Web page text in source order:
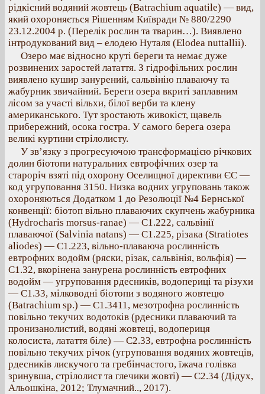
рідкісний водяний жовтець (Batrachium aquatile) — вид,
який охороняється Рішенням Київради № 880/2290
23.12.2004 р. (Перелік рослин та тварин…). Виявлено
інтродукований вид – елодею Нуталя (Elodea nuttallii).
Озеро має відносно круті береги та немає дуже
розвинених заростей латаття. З гідрофільних рослин
виявлено кушир занурений, сальвінію плаваючу та
жабурник звичайний. Береги озера вкриті заплавним
лісом за участі вільхи, білої верби та клену
американського. Тут зростають живокіст, щавель
прибережний, осока гостра. У самого берега озера
великі куртини стрілолисту.
У зв’язку з прогресуючою трансформацією річкових
долин біотопи натуральних евтрофічних озер та
староріч взяті під охорону Оселищної директиви ЄС —
код угруповання 3150. Низка водних угруповань також
охороняються Додатком 1 до Резолюції №4 Бернської
конвенції: біотоп вільно плаваючих скупчень жабурника
(Hydrocharis morsus-ranae) — С1.222, сальвінії
плаваючої (Salvinia natans) — C1.225, різака (Stratiotes
aliodes) — С1.223, вільно-плаваюча рослинність
евтрофних водойм (ряски, різак, сальвінія, вольфія) —
С1.32, вкорінена занурена рослинність евтрофних
водойм — угруповання рдесників, водопериці та різухи
— С1.33, мілководні біотопи з водяного жовтецю
(Batrachium sp.) — С1.3411, мезотрофна рослинність
повільно текучих водотоків (рдесники плаваючий та
пронизанолистий, водяні жовтеці, водопериця
колосиста, латаття біле) — С2.33, евтрофна рослинність
повільно текучих річок (угруповання водяних жовтеців,
рдесників лискучого та гребінчастого, їжача голівка
зринувша, стрілолист та глечики жовті) — С2.34 (Дідух,
Альошкіна, 2012; Тлумачний.., 2017).